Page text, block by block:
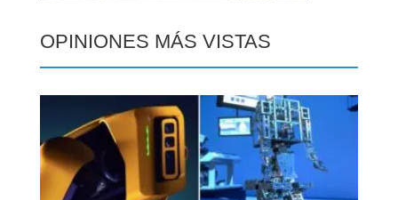
OPINIONES MÁS VISTAS